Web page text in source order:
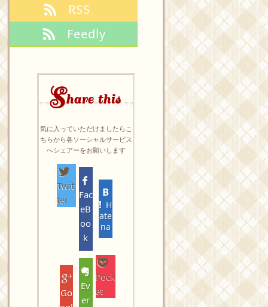
RSS
Feedly
Share this
気に入っていただけましたらこ
ちらから各ソーシャルサービス
へシェアーをお願いします
Twit
ter
Fac
eB
oo
k
H
ate
na
Go
Ev
er
Pock
et